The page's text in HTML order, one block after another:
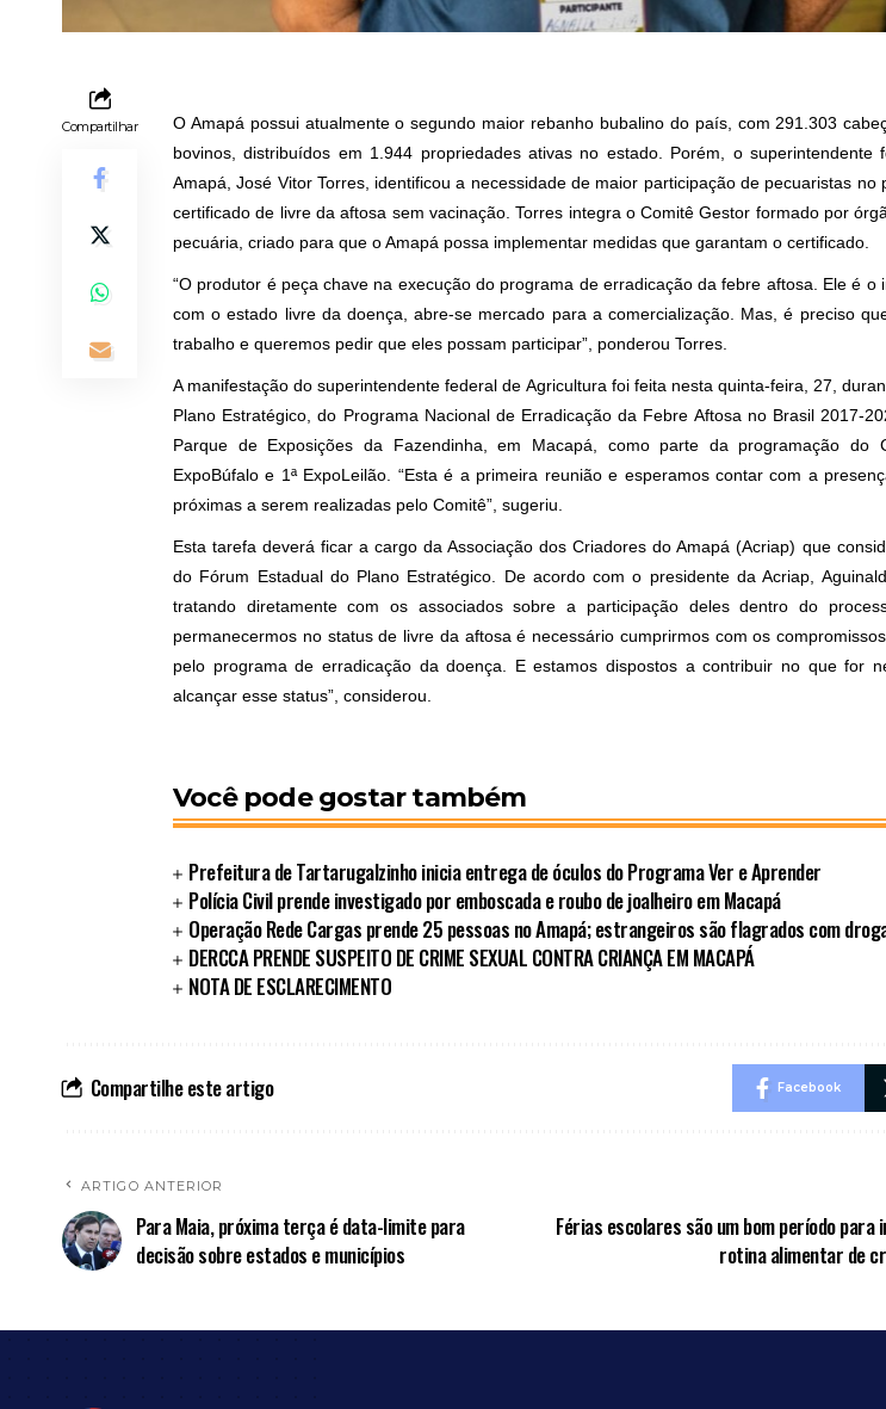
Compartilhar
O Amapá possui atualmente o segundo maior rebanho bubalino do país, com 291.303
bovinos, distribuídos em 1.944 propriedades ativas no estado. Porém, o superintendente
Amapá, José Vitor Torres, identificou a necessidade de maior participação de pecuaristas no
certificado de livre da aftosa sem vacinação. Torres integra o Comitê Gestor formado por
pecuária, criado para que o Amapá possa implementar medidas que garantam o certificado.
“O produtor é peça chave na execução do programa de erradicação da febre aftosa. Ele é o
com o estado livre da doença, abre-se mercado para a comercialização. Mas, é preciso
trabalho e queremos pedir que eles possam participar”, ponderou Torres.
A manifestação do superintendente federal de Agricultura foi feita nesta quinta-feira, 27,
Plano Estratégico, do Programa Nacional de Erradicação da Febre Aftosa no Brasil 2017-
Parque de Exposições da Fazendinha, em Macapá, como parte da programação do
ExpoBúfalo e 1ª ExpoLeilão. “Esta é a primeira reunião e esperamos contar com a
próximas a serem realizadas pelo Comitê”, sugeriu.
Esta tarefa deverá ficar a cargo da Associação dos Criadores do Amapá (Acriap) que
do Fórum Estadual do Plano Estratégico. De acordo com o presidente da Acriap,
tratando diretamente com os associados sobre a participação deles dentro do
permanecermos no status de livre da aftosa é necessário cumprirmos com os
pelo programa de erradicação da doença. E estamos dispostos a contribuir no que for
alcançar esse status”, considerou.
Você pode gostar também
Prefeitura de Tartarugalzinho inicia entrega de óculos do Programa Ver e Aprender
Polícia Civil prende investigado por emboscada e roubo de joalheiro em Macapá
Operação Rede Cargas prende 25 pessoas no Amapá; estrangeiros são flagrados com
DERCCA PRENDE SUSPEITO DE CRIME SEXUAL CONTRA CRIANÇA EM MACAPÁ
NOTA DE ESCLARECIMENTO
Compartilhe este artigo Facebook
ARTIGO ANTERIOR
Para Maia, próxima terça é data-limite para
decisão sobre estados e municípios
Férias escolares são um bom período para
rotina alimentar de